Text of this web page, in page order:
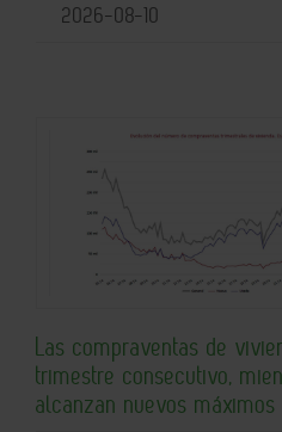
2026-08-10
Las compraventas de
trimestre consecutivo,
alcanzan nuevos máximos